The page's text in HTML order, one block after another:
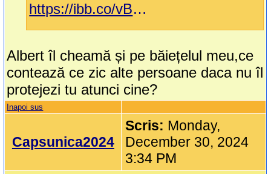
https://ibb.co/vBvCH0W
Albert îl cheamă și pe băiețelul meu,ce
contează ce zic alte persoane daca nu îl
protejezi tu atunci cine?
Inapoi sus
Capsunica2024
Scris: Monday,
December 30, 2024
3:34 PM